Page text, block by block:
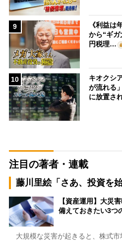
9
《利益は
から“ギ
円税理…
10
キオクシ
が流れる
に放置さ
注目の著者・連載
藤川里絵「さあ、投資を
【資産運用】大災
備えておきたい3つ
大規模な災害が起きると、株式市